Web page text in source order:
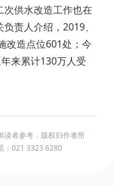
供水改造工作也在
责人介绍，2019、
改造点位601处；今
来累计130万人受
读者参考，版权归作者所
：021 3323 6280